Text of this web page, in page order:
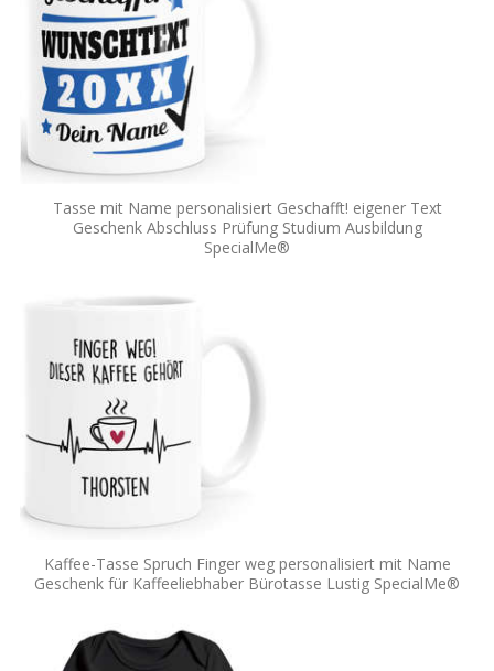
Tasse mit Name personalisiert Geschafft! eigener Text
Geschenk Abschluss Prüfung Studium Ausbildung
SpecialMe®
Kaffee-Tasse Spruch Finger weg personalisiert mit Name
Geschenk für Kaffeeliebhaber Bürotasse Lustig SpecialMe®